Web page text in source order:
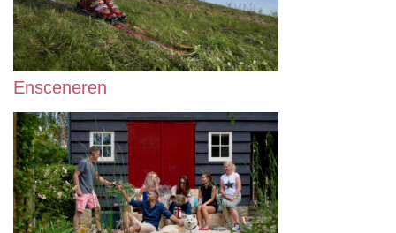
Ensceneren